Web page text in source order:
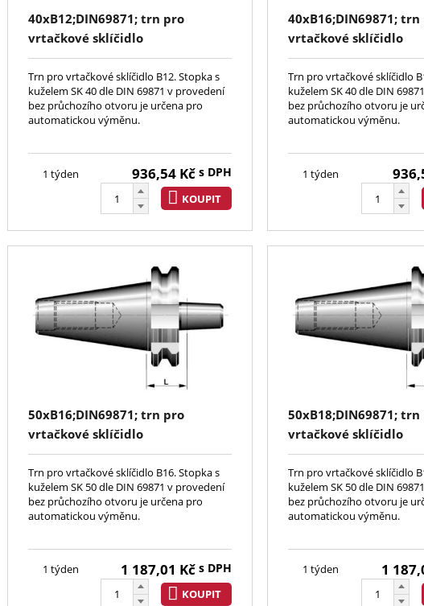
40xB12;DIN69871; trn pro
vrtačkové sklíčidlo
Trn pro vrtačkové sklíčidlo B12. Stopka s
kuželem SK 40 dle DIN 69871 v provedení
bez průchozího otvoru je určena pro
automatickou výměnu.
1 týden 936,54 Kčs DPH
KOUPIT
40xB16;DIN69871; trn
vrtačkové sklíčidlo
Trn pro vrtačkové sklíčidlo
kuželem SK 40 dle DIN
bez průchozího otvoru je
automatickou výměnu.
1 týden
50xB16;DIN69871; trn pro
vrtačkové sklíčidlo
Trn pro vrtačkové sklíčidlo B16. Stopka s
kuželem SK 50 dle DIN 69871 v provedení
bez průchozího otvoru je určena pro
automatickou výměnu.
1 týden 1 187,01 Kčs DPH
KOUPIT
50xB18;DIN69871; trn
vrtačkové sklíčidlo
Trn pro vrtačkové sklíčidlo
kuželem SK 50 dle DIN
bez průchozího otvoru je
automatickou výměnu.
1 týden 1